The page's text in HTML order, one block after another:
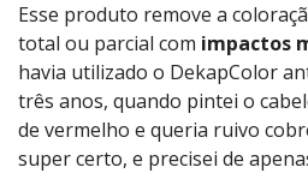
Esse produto remove a
total ou parcial com impactos
havia utilizado o DekapColor
três anos, quando pintei o
de vermelho e queria ruivo
super certo, e precisei de